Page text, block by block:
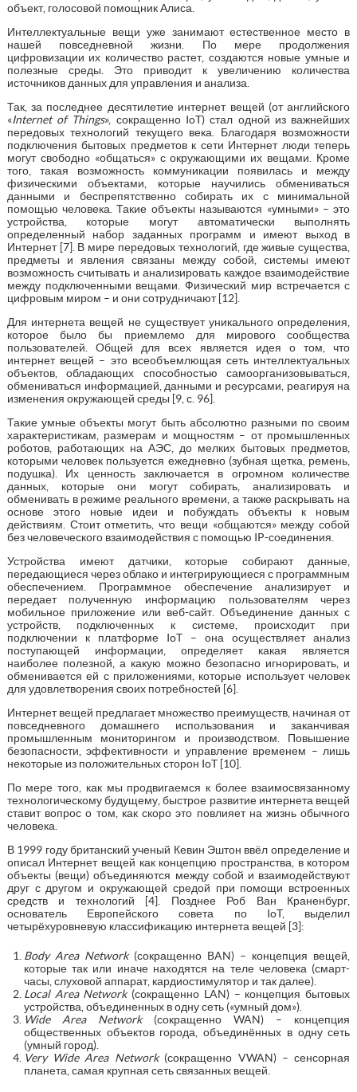
объект, голосовой помощник Алиса.
Интеллектуальные вещи уже занимают естественное место в
нашей повседневной жизни. По мере продолжения
цифровизации их количество растет, создаются новые умные и
полезные среды. Это приводит к увеличению количества
источников данных для управления и анализа.
Так, за последнее десятилетие интернет вещей (от английского
«Internet of Things», сокращенно IoT) стал одной из важнейших
передовых технологий текущего века. Благодаря возможности
подключения бытовых предметов к сети Интернет люди теперь
могут свободно «общаться» с окружающими их вещами. Кроме
того, такая возможность коммуникации появилась и между
физическими объектами, которые научились обмениваться
данными и беспрепятственно собирать их с минимальной
помощью человека. Такие объекты называются «умными» – это
устройства, которые могут автоматически выполнять
определенный набор заданных программ и имеют выход в
Интернет [7]. В мире передовых технологий, где живые существа,
предметы и явления связаны между собой, системы имеют
возможность считывать и анализировать каждое взаимодействие
между подключенными вещами. Физический мир встречается с
цифровым миром – и они сотрудничают [12].
Для интернета вещей не существует уникального определения,
которое было бы приемлемо для мирового сообщества
пользователей. Общей для всех является идея о том, что
интернет вещей – это всеобъемлющая сеть интеллектуальных
объектов, обладающих способностью самоорганизовываться,
обмениваться информацией, данными и ресурсами, реагируя на
изменения окружающей среды [9, с. 96].
Такие умные объекты могут быть абсолютно разными по своим
характеристикам, размерам и мощностям – от промышленных
роботов, работающих на АЭС, до мелких бытовых предметов,
которыми человек пользуется ежедневно (зубная щетка, ремень,
подушка). Их ценность заключается в огромном количестве
данных, которые они могут собирать, анализировать и
обменивать в режиме реального времени, а также раскрывать на
основе этого новые идеи и побуждать объекты к новым
действиям. Стоит отметить, что вещи «общаются» между собой
без человеческого взаимодействия с помощью IP-соединения.
Устройства имеют датчики, которые собирают данные,
передающиеся через облако и интегрирующиеся с программным
обеспечением. Программное обеспечение анализирует и
передает полученную информацию пользователям через
мобильное приложение или веб-сайт. Объединение данных с
устройств, подключенных к системе, происходит при
подключении к платформе IoT – она осуществляет анализ
поступающей информации, определяет какая является
наиболее полезной, а какую можно безопасно игнорировать, и
обменивается ей с приложениями, которые использует человек
для удовлетворения своих потребностей [6].
Интернет вещей предлагает множество преимуществ, начиная от
повседневного домашнего использования и заканчивая
промышленным мониторингом и производством. Повышение
безопасности, эффективности и управление временем – лишь
некоторые из положительных сторон IoT [10].
По мере того, как мы продвигаемся к более взаимосвязанному
технологическому будущему, быстрое развитие интернета вещей
ставит вопрос о том, как скоро это повлияет на жизнь обычного
человека.
В 1999 году британский ученый Кевин Эштон ввёл определение и
описал Интернет вещей как концепцию пространства, в котором
объекты (вещи) объединяются между собой и взаимодействуют
друг с другом и окружающей средой при помощи встроенных
средств и технологий [4]. Позднее Роб Ван Краненбург,
основатель Европейского совета по IoT, выделил
четырёхуровневую классификацию интернета вещей [3]:
Body Area Network(сокращенно BAN) – концепция вещей,
которые так или иначе находятся на теле человека (смарт-
часы, слуховой аппарат, кардиостимулятор и так далее).
Local Area Network(сокращенно LAN) – концепция бытовых
устройства, объединенных в одну сеть («умный дом»).
Wide Area Network(сокращенно WAN) – концепция
общественных объектов города, объединённых в одну сеть
(умный город).
Very Wide Area Network(сокращенно VWAN) – сенсорная
планета, самая крупная сеть связанных вещей.